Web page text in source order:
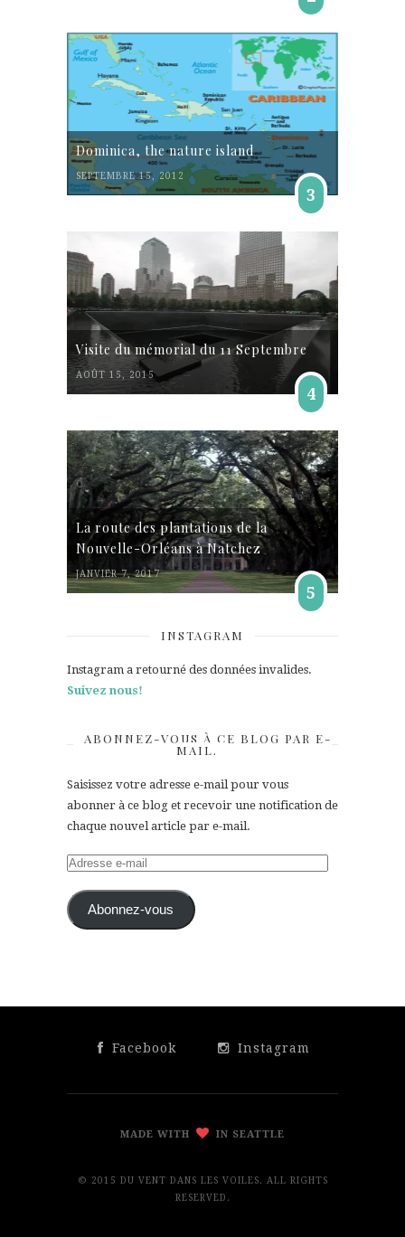
Dominica, the nature island
SEPTEMBRE 15, 2012
3
Visite du mémorial du 11 Septembre
AOÛT 15, 2015
4
La route des plantations de la
Nouvelle-Orléans à Natchez
JANVIER 7, 2017
5
INSTAGRAM
Instagram a retourné des données invalides.
Suivez nous!
ABONNEZ-VOUS À CE BLOG PAR E-
MAIL.
Saisissez votre adresse e-mail pour vous
abonner à ce blog et recevoir une notification de
chaque nouvel article par e-mail.
Adresse
mail Abonnez-vous
Facebook Instagram
MADE WITH IN SEATTLE
© 2015 DU VENT DANS LES VOILES. ALL RIGHTS
RESERVED.